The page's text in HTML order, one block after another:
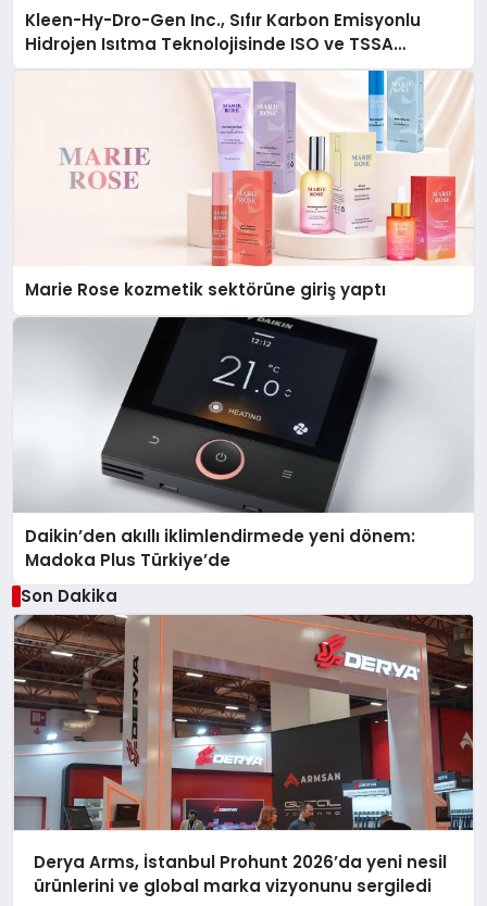
Kleen-Hy-Dro-Gen Inc., Sıfır Karbon Emisyonlu
Hidrojen Isıtma Teknolojisinde ISO ve TSSA
Düzenleyici Onaylarını Aldı
Marie Rose kozmetik sektörüne giriş yaptı
Daikin’den akıllı iklimlendirmede yeni dönem:
Madoka Plus Türkiye’de
Son Dakika
Derya Arms, İstanbul Prohunt 2026’da yeni nesil
ürünlerini ve global marka vizyonunu sergiledi